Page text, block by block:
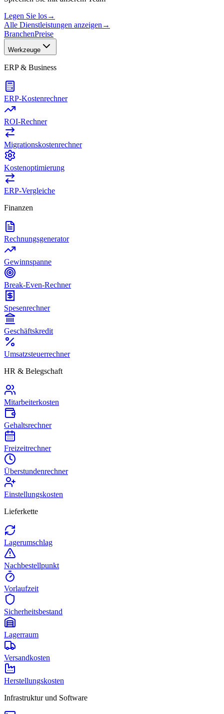
Legen Sie los→
Alle Dienstleistungen anzeigen →
BranchenPreise
Werkzeuge
ERP & Business
ERP-Kostenrechner
ROI-Rechner
Migrationskostenrechner
Kostenoptimierung
ERP-Vergleiche
Finanzen
Rechnungsgenerator
Gewinnspanne
Break-Even-Rechner
Spesenrechner
Geschäftskredit
Umsatzsteuerrechner
HR & Belegschaft
Mitarbeiterkosten
Gehaltsrechner
Freizeitrechner
Überstundenrechner
Einstellungskosten
Lieferkette
Lagerumschlag
Nachbestellpunkt
Vorlaufzeit
Sicherheitsbestand
Lagerraum
Versandkosten
Herstellungskosten
Infrastruktur und Software